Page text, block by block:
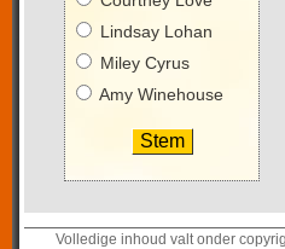
Lindsay Lohan
Miley Cyrus
Amy Winehouse
Volledige inhoud valt onder